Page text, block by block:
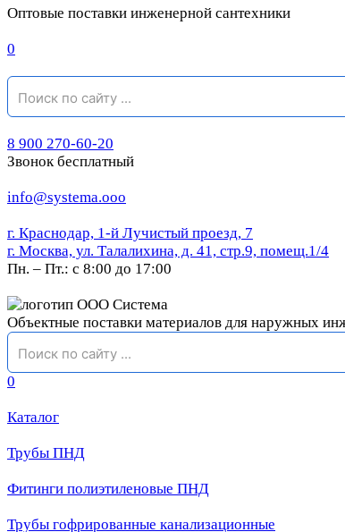
Оптовые поставки инженерной сантехники
0
8 900 270-60-20
Звонок бесплатный
info@systema.ooo
г. Краснодар, 1-й Лучистый проезд, 7
г. Москва, ул. Талалихина, д. 41, стр.9, помещ.1/4
Пн. – Пт.: с 8:00 до 17:00
Объектные поставки материалов для наружных
0
Каталог
Трубы ПНД
Фитинги полиэтиленовые ПНД
Трубы гофрированные канализационные